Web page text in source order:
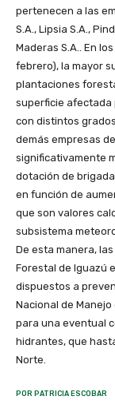
pertenecen a las
S.A., Lipsia S.A.,
Maderas S.A.. En
febrero), la mayor
plantaciones
superficie afectada
con distintos
demás empresas
significativamente
dotación de
en función de
que son valores
subsistema
De esta manera,
Forestal de Iguazú
dispuestos a
Nacional de
para una eventual
hidrantes, que
Norte.
POR PATRICIA ESCOBAR